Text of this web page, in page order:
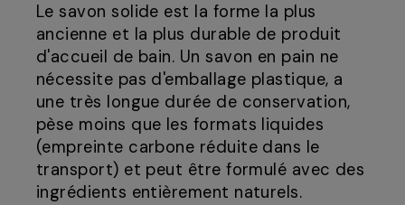
Le savon solide est la forme la plus
ancienne et la plus durable de produit
d'accueil de bain. Un savon en pain ne
nécessite pas d'emballage plastique, a
une très longue durée de conservation,
pèse moins que les formats liquides
(empreinte carbone réduite dans le
transport) et peut être formulé avec des
ingrédients entièrement naturels.